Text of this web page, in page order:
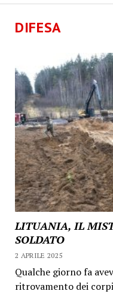
DIFESA
LITUANIA, IL
SOLDATO
2 APRILE 2025
Qualche giorno fa
ritrovamento dei